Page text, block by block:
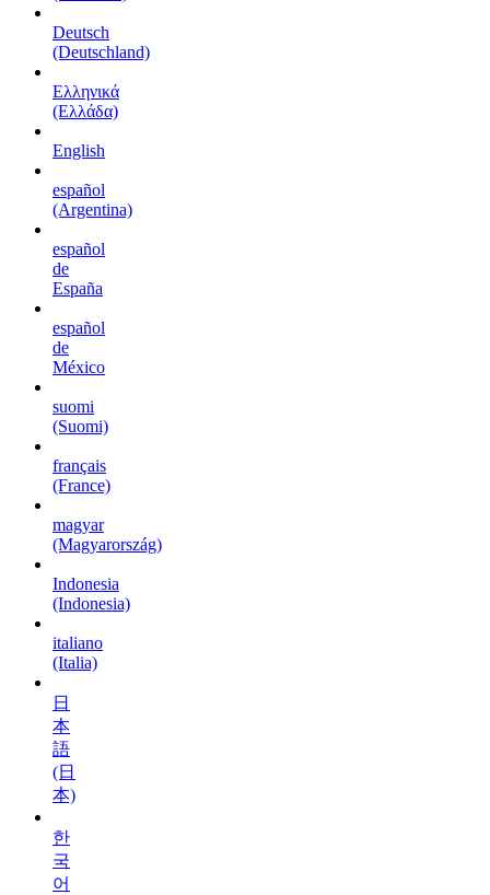
Deutsch
(Deutschland)
Ελληνικά
(Ελλάδα)
English
español
(Argentina)
español
de
España
español
de
México
suomi
(Suomi)
français
(France)
magyar
(Magyarország)
Indonesia
(Indonesia)
italiano
(Italia)
日
本
語
(日
本)
한
국
어